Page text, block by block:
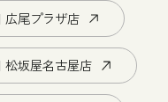
広尾プラザ店
松坂屋名古屋店